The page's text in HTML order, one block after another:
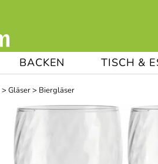
BACKEN TISCH &
> Gläser> Biergläser